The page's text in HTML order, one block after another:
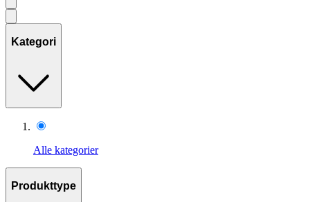
Kategori
Alle kategorier
Produkttype